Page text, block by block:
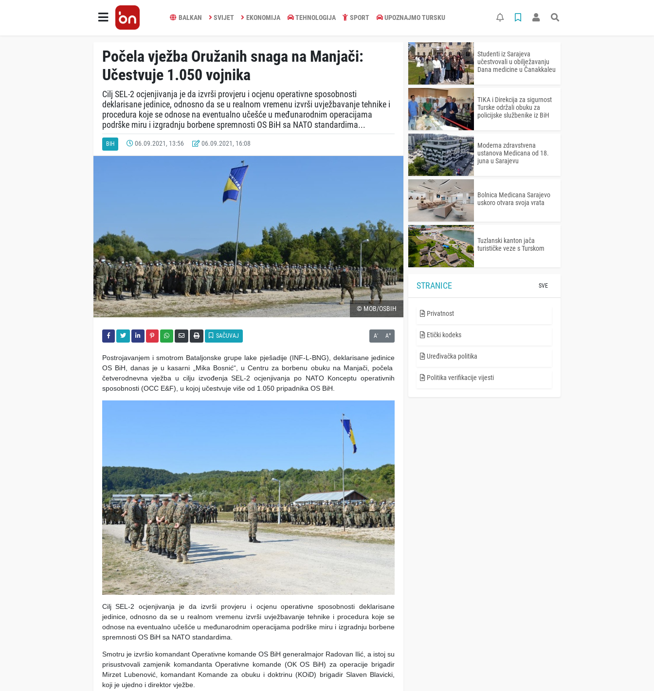
BALKAN SVIJET EKONOMIJA TEHNOLOGIJA SPORT UPOZNAJMO TURSKU
Počela vježba Oružanih snaga na Manjači:
Učestvuje 1.050 vojnika
Cilj SEL-2 ocjenjivanja je da izvrši provjeru i ocjenu operativne sposobnosti
deklarisane jedinice, odnosno da se u realnom vremenu izvrši uvježbavanje tehnike i
procedurа koje se odnose na eventuаlno učešće u međunarodnim operacijama
podrške miru i izgradnju borbene spremnosti OS BiH sa NATO standardima...
BIH 06.09.2021, 13:56 06.09.2021, 16:08
© MOB/OSBIH
SAČUVAJ A- A+
Postrojavanjem i smotrom Bataljonske grupe lake pješadije (INF-L-BNG), deklarisane jedinice
OS BiH, danas je u kasarni „Mika Bosnić“, u Centru za borbenu obuku na Manjači, počela
četverodnevna vježba u cilju izvođenja SEL-2 ocjenjivanja po NATO Konceptu operativnih
sposobnosti (OCC E&F), u kojoj učestvuje više od 1.050 pripadnika OS BiH.
Cilj SEL-2 ocjenjivanja je da izvrši provjeru i ocjenu operativne sposobnosti deklarisane
jedinice, odnosno da se u realnom vremenu izvrši uvježbavanje tehnike i procedurа koje se
odnose na eventuаlno učešće u međunarodnim operacijama podrške miru i izgradnju borbene
spremnosti OS BiH sa NATO standardima.
Smotru je izvršio komandant Operativne komande OS BiH generalmajor Radovan Ilić, a istoj su
prisustvovali zamjenik komandanta Operativne komande (OK OS BiH) za operacije brigadir
Mirzet Lubenović, komandant Komande za obuku i doktrinu (KOiD) brigadir Slaven Blavicki,
koji je ujedno i direktor vježbe.
Studenti iz Sarajeva
učestvovali u obilježavanju
Dana medicine u Čanakkaleu
TIKA i Direkcija za sigurnost
Turske održali obuku za
policijske službenike iz BiH
Moderna zdravstvena
ustanova Medicana od 18.
juna u Sarajevu
Bolnica Medicana Sarajevo
uskoro otvara svoja vrata
Tuzlanski kanton jača
turističke veze s Turskom
STRANICE SVE
Privatnost
Etički kodeks
Uređivačka politika
Politika verifikacije vijesti